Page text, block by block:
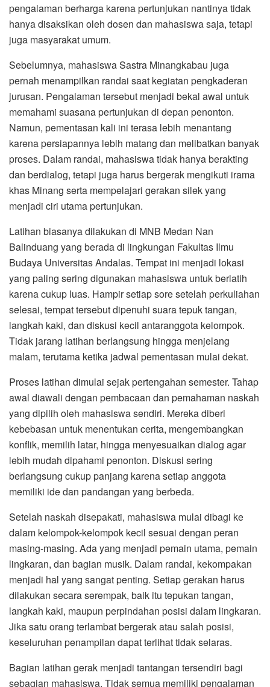
pengalaman berharga karena pertunjukan nantinya tidak
hanya disaksikan oleh dosen dan mahasiswa saja, tetapi
juga masyarakat umum.
Sebelumnya, mahasiswa Sastra Minangkabau juga
pernah menampilkan randai saat kegiatan pengkaderan
jurusan. Pengalaman tersebut menjadi bekal awal untuk
memahami suasana pertunjukan di depan penonton.
Namun, pementasan kali ini terasa lebih menantang
karena persiapannya lebih matang dan melibatkan banyak
proses. Dalam randai, mahasiswa tidak hanya berakting
dan berdialog, tetapi juga harus bergerak mengikuti irama
khas Minang serta mempelajari gerakan silek yang
menjadi ciri utama pertunjukan.
Latihan biasanya dilakukan di MNB Medan Nan
Balinduang yang berada di lingkungan Fakultas Ilmu
Budaya Universitas Andalas. Tempat ini menjadi lokasi
yang paling sering digunakan mahasiswa untuk berlatih
karena cukup luas. Hampir setiap sore setelah perkuliahan
selesai, tempat tersebut dipenuhi suara tepuk tangan,
langkah kaki, dan diskusi kecil antaranggota kelompok.
Tidak jarang latihan berlangsung hingga menjelang
malam, terutama ketika jadwal pementasan mulai dekat.
Proses latihan dimulai sejak pertengahan semester. Tahap
awal diawali dengan pembacaan dan pemahaman naskah
yang dipilih oleh mahasiswa sendiri. Mereka diberi
kebebasan untuk menentukan cerita, mengembangkan
konflik, memilih latar, hingga menyesuaikan dialog agar
lebih mudah dipahami penonton. Diskusi sering
berlangsung cukup panjang karena setiap anggota
memiliki ide dan pandangan yang berbeda.
Setelah naskah disepakati, mahasiswa mulai dibagi ke
dalam kelompok-kelompok kecil sesuai dengan peran
masing-masing. Ada yang menjadi pemain utama, pemain
lingkaran, dan bagian musik. Dalam randai, kekompakan
menjadi hal yang sangat penting. Setiap gerakan harus
dilakukan secara serempak, baik itu tepukan tangan,
langkah kaki, maupun perpindahan posisi dalam lingkaran.
Jika satu orang terlambat bergerak atau salah posisi,
keseluruhan penampilan dapat terlihat tidak selaras.
Bagian latihan gerak menjadi tantangan tersendiri bagi
sebagian mahasiswa. Tidak semua memiliki pengalaman